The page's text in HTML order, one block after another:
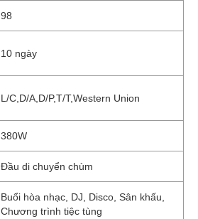
98
10 ngày
L/C,D/A,D/P,T/T,Western Union
380W
Đầu di chuyển chùm
Buổi hòa nhạc, DJ, Disco, Sân khấu,
Chương trình tiệc tùng